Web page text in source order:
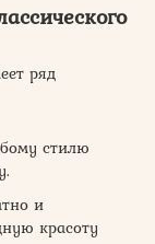
ряд
стилю
и
красоту